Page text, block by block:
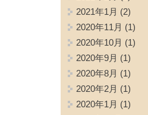
2021年1月 (2)
2020年11月 (1)
2020年10月 (1)
2020年9月 (1)
2020年8月 (1)
2020年2月 (1)
2020年1月 (1)